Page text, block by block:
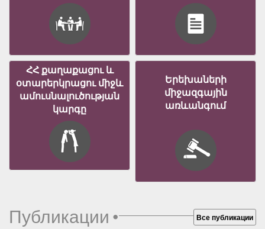
ՀՀ քաղաքացու և
օտարերկրացու միջև
ամուսնալուծության
կարգը
Երեխաների
միջազգային
առևանգում
Публикации• Все публикации